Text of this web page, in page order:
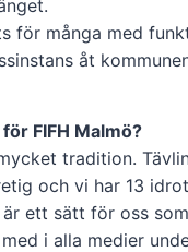
för många med
åt
FIFH Malmö?
tradition.
och vi har 13
ett sätt för oss
i alla medier